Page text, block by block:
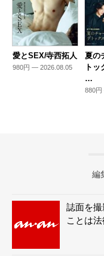
愛とSEX/寺西拓人
980円 — 2026.08.05
夏の
ト
…
880
編
誌面を
ことは法